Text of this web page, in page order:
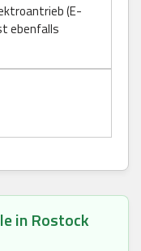
(E-
ebenfalls
in Rostock